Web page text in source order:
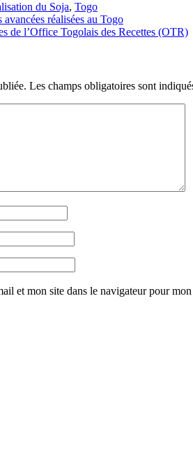
du Soja, Togo
réalisées au Togo
de l’Office Togolais des Recettes (OTR)
Les champs obligatoires sont
et mon site dans le navigateur pour